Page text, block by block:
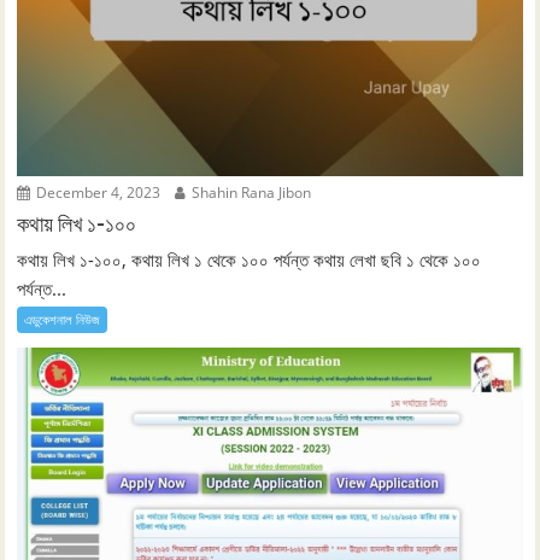
December 4, 2023 Shahin Rana Jibon
কথায় লিখ ১-১০০
কথায় লিখ ১-১০০, কথায় লিখ ১ থেকে ১০০ পর্যন্ত কথায় লেখা ছবি ১ থেকে ১০০
পর্যন্ত...
এডুকেশনাল নিউজ